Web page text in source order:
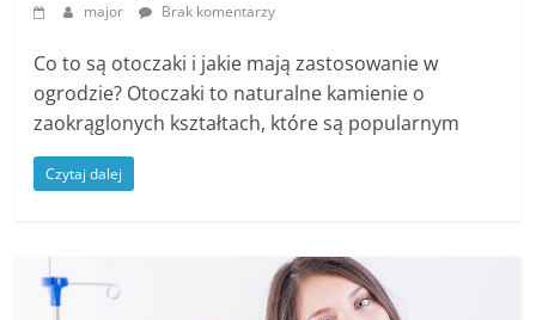
major Brak komentarzy
Co to są otoczaki i jakie mają zastosowanie w
ogrodzie? Otoczaki to naturalne kamienie o
zaokrąglonych kształtach, które są popularnym
Czytaj dalej